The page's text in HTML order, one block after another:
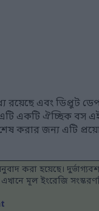
রয়েছে এবং ডিপ্রুট
একটি ঐচ্ছিক বস
করার জন্য এটি
করা হয়েছে।
মূল ইংরেজি